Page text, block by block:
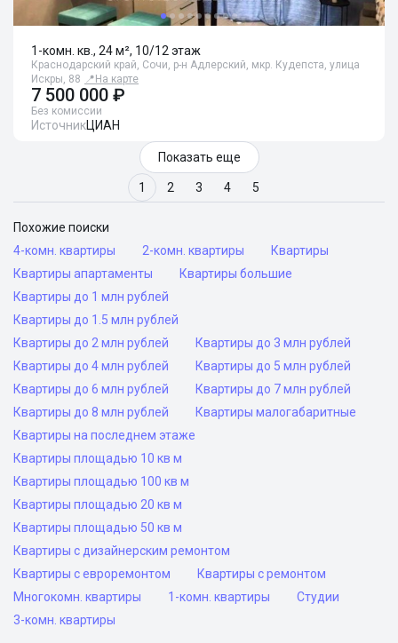
1-комн. кв., 24 м², 10/12 этаж
Краснодарский край, Сочи, р-н Адлерский, мкр. Кудепста, улица
Искры, 88 📍 На карте
7 500 000 ₽
Без комиссии
ИсточникЦИАН
Показать еще
1 2 3 4 5
Похожие поиски
4-комн. квартиры
2-комн. квартиры
Квартиры
Квартиры апартаменты
Квартиры большие
Квартиры до 1 млн рублей
Квартиры до 1.5 млн рублей
Квартиры до 2 млн рублей
Квартиры до 3 млн рублей
Квартиры до 4 млн рублей
Квартиры до 5 млн рублей
Квартиры до 6 млн рублей
Квартиры до 7 млн рублей
Квартиры до 8 млн рублей
Квартиры малогабаритные
Квартиры на последнем этаже
Квартиры площадью 10 кв м
Квартиры площадью 100 кв м
Квартиры площадью 20 кв м
Квартиры площадью 50 кв м
Квартиры с дизайнерским ремонтом
Квартиры с евроремонтом
Квартиры с ремонтом
Многокомн. квартиры
1-комн. квартиры
Студии
3-комн. квартиры